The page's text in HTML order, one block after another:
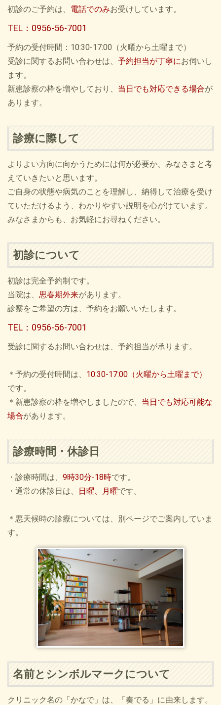
初診のご予約は、 電話でのみお受けしています。
TEL：0956-56-7001
予約の受付時間：10:30-17:00（火曜から土曜まで）
受診に関するお問い合わせは、 予約担当が丁寧にお伺いし
ます。
新患診察の枠を増やしており、 当日でも対応できる場合が
あります。
診療に際して
よりよい方向に向かうためには何が必要か、みなさまと考
えていきたいと思います。
ご自身の状態や病気のことを理解し、納得して治療を受け
ていただけるよう、わかりやすい説明を心がけています。
みなさまからも、お気軽にお尋ねください。
初診について
初診は完全予約制です。
当院は、 思春期外来があります。
診察をご希望の方は、予約をお願いいたします。
TEL：0956-56-7001
受診に関するお問い合わせは、予約担当が承ります。
＊予約の受付時間は、 10:30-17:00（火曜から土曜まで）
です。
＊新患診察の枠を増やしましたので、 当日でも対応可能な
場合があります。
診療時間・休診日
・診療時間は、 9時30分-18時です。
・通常の休診日は、
日曜、月曜です。
＊悪天候時の診療については、別ページでご案内していま
す。
名前とシンボルマークについて
クリニック名の「かなで」は、「奏でる」に由来します。